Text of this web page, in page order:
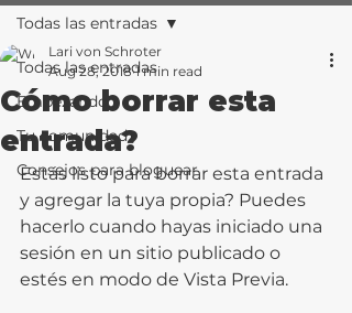
Todas las entradas
Empezando
Tu comunidad
Consejos para bloguear
Todas las entradas
Cómo borrar esta
entrada?
Lari von Schroter
Aug 28, 2018 1 min read
Estás listo para borrar esta entrada
y agregar la tuya propia? Puedes
hacerlo cuando hayas iniciado una
sesión en un sitio publicado o
estés en modo de Vista Previa.